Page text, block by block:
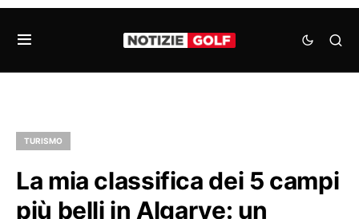
TURISMO
La mia classifica dei 5 campi
più belli in Algarve: un